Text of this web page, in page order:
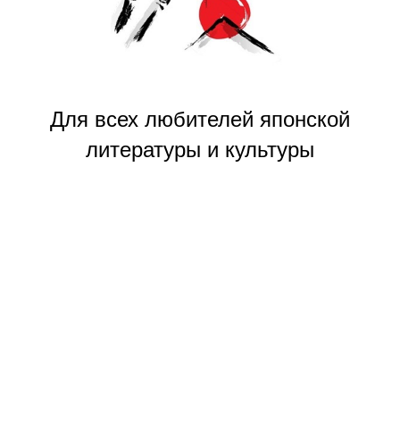
Для всех любителей японской
литературы и культуры